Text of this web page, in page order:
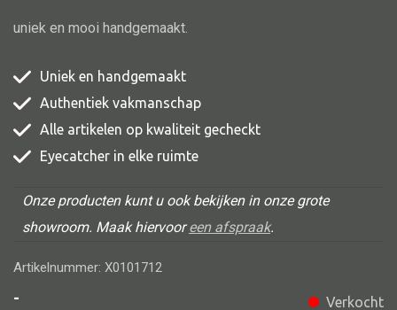
Fautteuil
Barstoel
uniek en mooi handgemaakt.
Uniek en handgemaakt
Authentiek vakmanschap
Alle artikelen op kwaliteit gecheckt
Eyecatcher in elke ruimte
Onze producten kunt u ook bekijken in onze grote
showroom. Maak hiervooreen afspraak.
Artikelnummer: X0101712
-
Verkocht